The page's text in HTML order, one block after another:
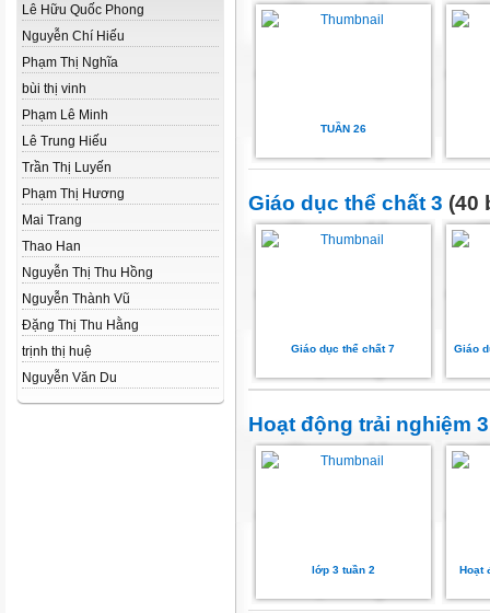
Lê Hữu Quốc Phong
Nguyễn Chí Hiếu
Phạm Thị Nghĩa
bùi thị vinh
Phạm Lê Minh
Lê Trung Hiếu
Trần Thị Luyến
Phạm Thị Hương
Mai Trang
Thao Han
Nguyễn Thị Thu Hồng
Nguyễn Thành Vũ
Đặng Thị Thu Hằng
trịnh thị huệ
Nguyễn Văn Du
TUẦN 26
Giáo dục thể chất 3 (40
Giáo dục thể chất 7 Giáo
Hoạt động trải nghiệm 3
lớp 3 tuần 2 Hoạt